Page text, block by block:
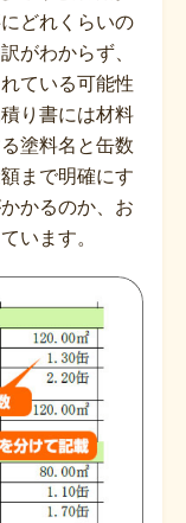
どれくらいの
がわからず、
ている可能性
り書には材料
塗料名と缶数
まで明確にす
かるのか、お
います。